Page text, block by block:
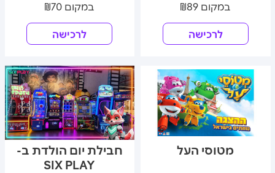
במקום ₪70
לרכישה
במקום ₪89
לרכישה
חבילת יום הולדת ב-
SIX PLAY
מטוסי העל